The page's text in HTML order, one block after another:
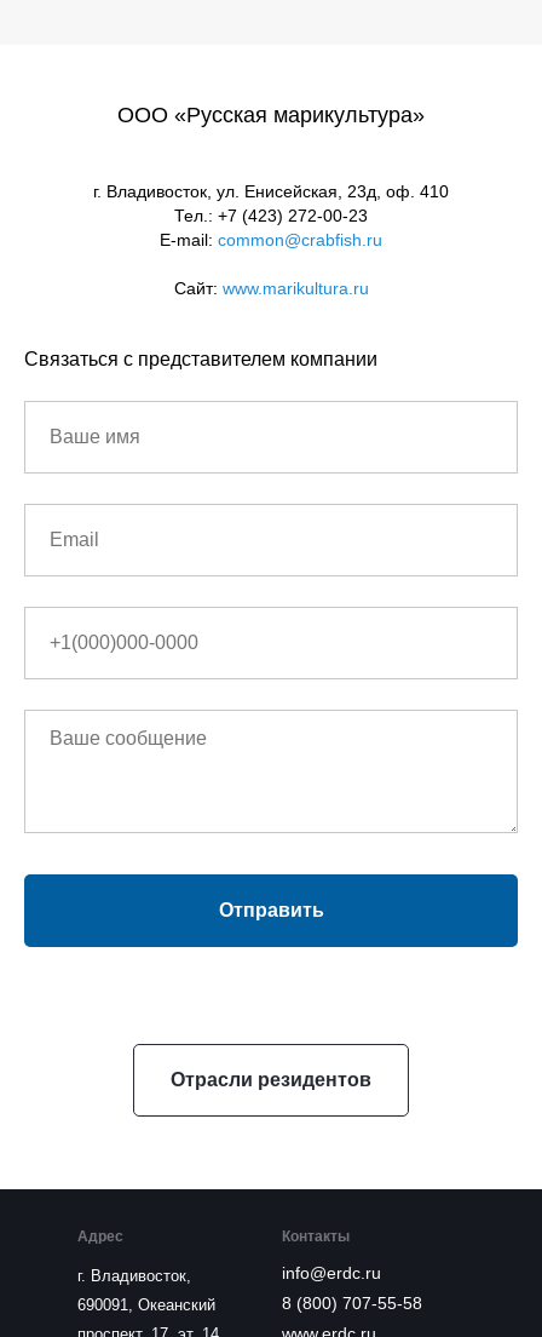
ООО «Русская марикультура»
г. Владивосток, ул. Енисейская, 23д, оф. 410
Тел.: +7 (423) 272-00-23
E-mail: common@crabfish.ru
Сайт: www.marikultura.ru
Связаться с представителем компании
Отправить
Отрасли резидентов
Адрес
г. Владивосток,
690091, Океанский
info@erdc.ru
8 (800) 707-55-58
www.erdc.ru
Контакты